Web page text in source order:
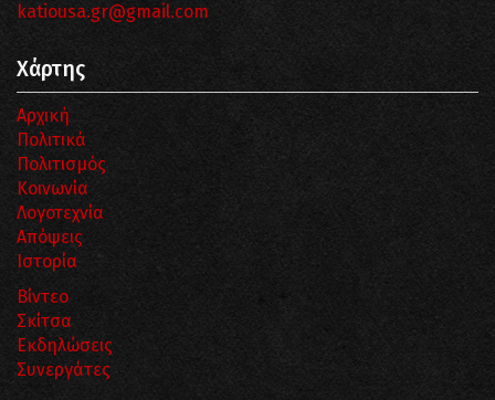
katiousa.gr@gmail.com
Χάρτης
Αρχική
Πολιτικά
Πολιτισμός
Κοινωνία
Λογοτεχνία
Απόψεις
Ιστορία
Βίντεο
Σκίτσα
Εκδηλώσεις
Συνεργάτες